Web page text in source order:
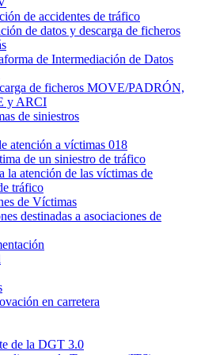
de accidentes de tráfico
de datos y descarga de ficheros
de Intermediación de Datos
de ficheros MOVE/PADRÓN,
y ARCI
de siniestros
atención a víctimas 018
de un siniestro de tráfico
la atención de las víctimas de
tráfico
de Víctimas
destinadas a asociaciones de
en carretera
de la DGT 3.0